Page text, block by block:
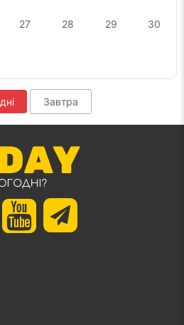
27 28 29 30
Завтра